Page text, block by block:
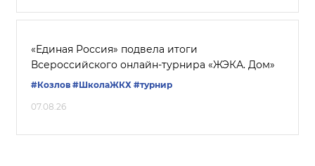
«Единая Россия» подвела итоги
Всероссийского онлайн-турнира «ЖЭКА. Дом»
#Козлов #ШколаЖКХ #турнир
07.08.26